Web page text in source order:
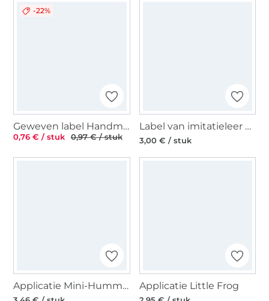
-22%
Geweven label Handmade with love 50 x 15 mm, zwart
0,76 € / stuk 0,97 € / stuk
Label van imitatieleer Räubertochter
3,00 € / stuk
Applicatie Mini-Hummel Applicatie Little Frog